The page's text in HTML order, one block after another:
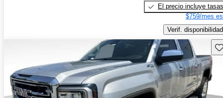
El precio incluye tasas
$759/mes
Verif. disponibilidad